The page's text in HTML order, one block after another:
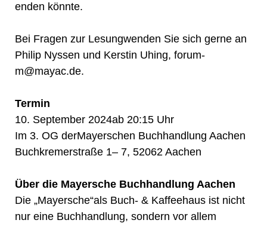
enden könnte.
Bei Fragen zur Lesungwenden Sie sich gerne an
Philip Nyssen und Kerstin Uhing, forum-
m@mayac.de.
Termin
10. September 2024ab 20:15 Uhr
Im 3. OG derMayerschen Buchhandlung Aachen
Buchkremerstraße 1– 7, 52062 Aachen
Über die Mayersche Buchhandlung Aachen
Die „Mayersche“als Buch- & Kaffeehaus ist nicht
nur eine Buchhandlung, sondern vor allem